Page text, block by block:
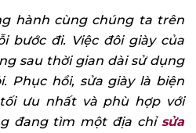
hành cùng chúng ta trên
bước đi. Việc đôi giày của
sau thời gian dài sử dụng
Phục hồi, sửa giày là biện
ưu nhất và phù hợp với
đang tìm một địa chỉ sửa